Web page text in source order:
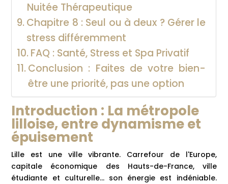
Nuitée Thérapeutique
Chapitre 8 : Seul ou à deux ? Gérer le
stress différemment
FAQ : Santé, Stress et Spa Privatif
Conclusion : Faites de votre bien-
être une priorité, pas une option
Introduction : La métropole
lilloise, entre dynamisme et
épuisement
Lille est une ville vibrante. Carrefour de l'Europe,
capitale économique des Hauts-de-France, ville
étudiante et culturelle... son énergie est indéniable.